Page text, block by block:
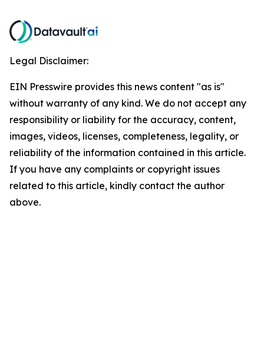
Legal Disclaimer:
EIN Presswire provides this news content "as is"
without warranty of any kind. We do not accept any
responsibility or liability for the accuracy, content,
images, videos, licenses, completeness, legality, or
reliability of the information contained in this article.
If you have any complaints or copyright issues
related to this article, kindly contact the author
above.